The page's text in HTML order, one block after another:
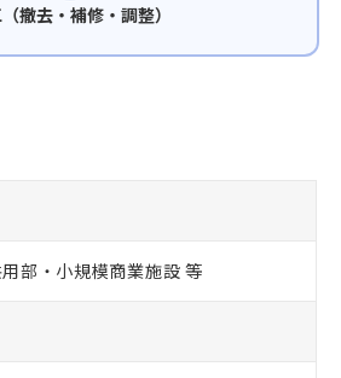
撤去・補修・調整）
部・小規模商業施設 等